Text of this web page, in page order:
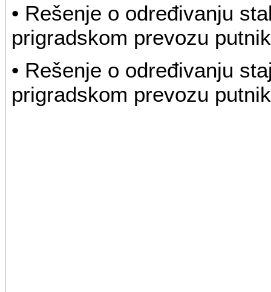
• Rešenje o određivanju
prigradskom prevozu
• Rešenje o određivanju
prigradskom prevozu